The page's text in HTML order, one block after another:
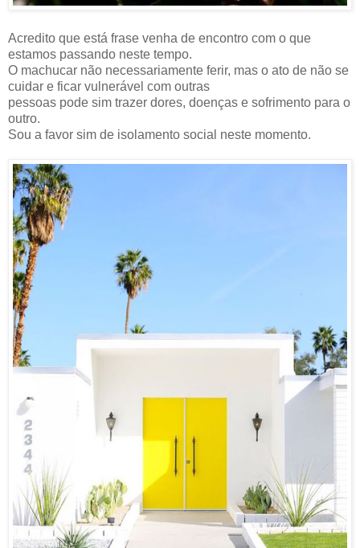
Acredito que está frase venha de encontro com o que
estamos passando neste tempo.
O machucar não necessariamente ferir, mas o ato de não se
cuidar e ficar vulnerável com outras
pessoas pode sim trazer dores, doenças e sofrimento para o
outro.
Sou a favor sim de isolamento social neste momento.